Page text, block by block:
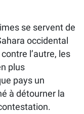
se servent de
occidental
l’autre, les
plus
pays un
à détourner la